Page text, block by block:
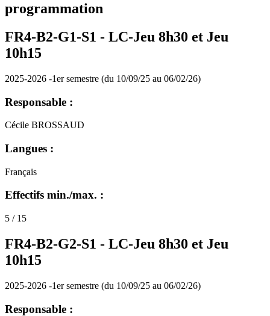
programmation
FR4-B2-G1-S1 - LC-Jeu 8h30 et Jeu
10h15
2025-2026 -1er semestre (du 10/09/25 au 06/02/26)
Responsable :
Cécile BROSSAUD
Langues :
Français
Effectifs min./max. :
5 / 15
FR4-B2-G2-S1 - LC-Jeu 8h30 et Jeu
10h15
2025-2026 -1er semestre (du 10/09/25 au 06/02/26)
Responsable :